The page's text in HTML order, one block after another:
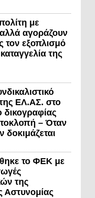
με
αλλά αγοράζουν
τον εξοπλισμό
της
ΕΛ.ΑΣ. στο
δικογραφίας
– Όταν
δοκιμάζεται
το ΦΕΚ με
της
Αστυνομίας